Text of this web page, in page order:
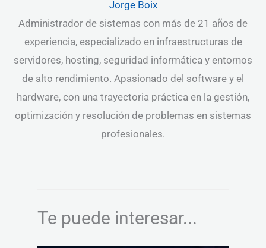
Jorge Boix
Administrador de sistemas con más de 21 años de
experiencia, especializado en infraestructuras de
servidores, hosting, seguridad informática y entornos
de alto rendimiento. Apasionado del software y el
hardware, con una trayectoria práctica en la gestión,
optimización y resolución de problemas en sistemas
profesionales.
Te puede interesar...